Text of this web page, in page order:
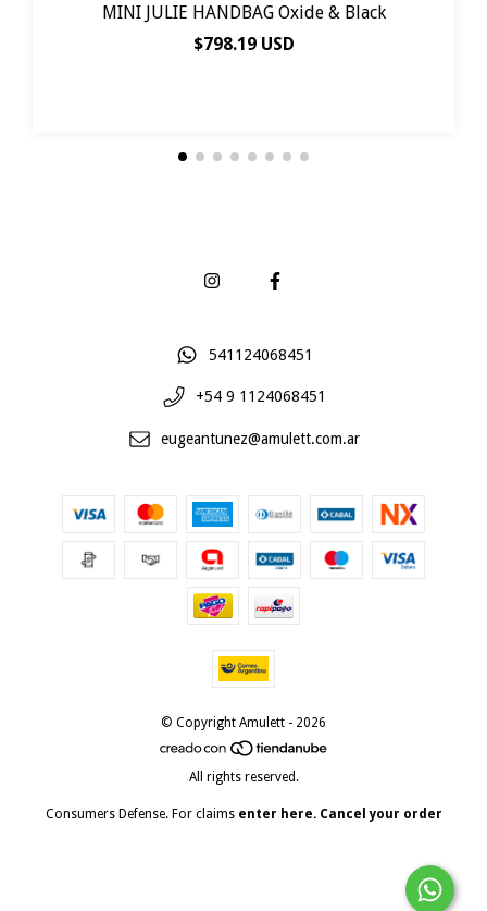
MINI JULIE HANDBAG Oxide & Black
$798.19 USD
541124068451
+54 9 1124068451
eugeantunez@amulett.com.ar
© Copyright Amulett - 2026
All rights reserved.
Consumers Defense. For claims enter here. Cancel your order